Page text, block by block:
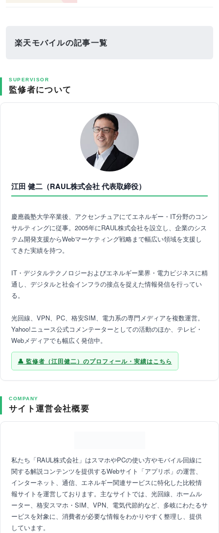
楽天モバイルの記事一覧
SUPERVISOR
監修者について
江田 健二（RAUL株式会社 代表取締役）
慶應義塾大学卒業後、アクセンチュアにてエネルギー・IT分野のコン
サルティングに従事。2005年にRAUL株式会社を設立し、企業のシス
テム開発支援からWebマーケティング戦略まで幅広い領域を支援し
てきた実績を持つ。
IT・デジタルテクノロジーおよびエネルギー業界・電力ビジネスに精
通し、デジタルと社会インフラの接点を捉えた情報発信を行ってい
る。
光回線、VPN、PC、格安SIM、電力系の専門メディアを複数運営。
Yahoo!ニュース公式コメンテーターとしての活動のほか、テレビ・
Webメディアでも幅広く発信中。
監修者（江田健二）のプロフィール・実績はこちら
COMPANY
サイト運営会社概要
私たち「RAUL株式会社」はスマホやPCの使い方やモバイル回線に
関する解説コンテンツを提供するWebサイト「アプリポ」の運営、
インターネット、通信、エネルギー関連サービスに特化した比較情
報サイトを運営しております。主なサイトでは、光回線、ホームル
ーター、格安スマホ・SIM、VPN、電気代節約など、多岐にわたるサ
ービスを対象に、消費者が必要な情報をわかりやすく整理し、提供
しています。